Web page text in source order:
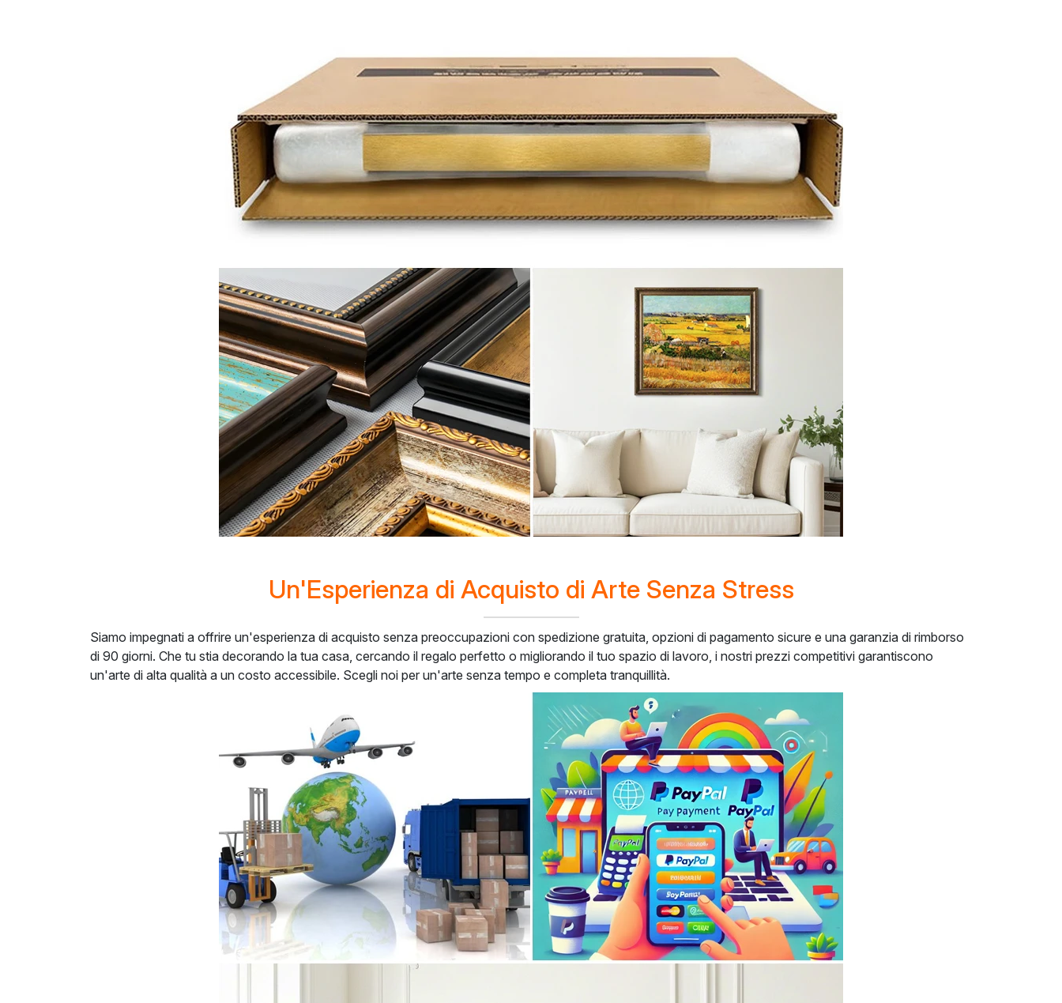
Un'Esperienza di Acquisto di Arte Senza Stress
Siamo impegnati a offrire un'esperienza di acquisto senza preoccupazioni con spedizione gratuita, opzioni di pagamento sicure e una garanzia di rimborso
di 90 giorni. Che tu stia decorando la tua casa, cercando il regalo perfetto o migliorando il tuo spazio di lavoro, i nostri prezzi competitivi garantiscono
un'arte di alta qualità a un costo accessibile. Scegli noi per un'arte senza tempo e completa tranquillità.